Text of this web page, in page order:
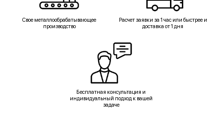
Свое металлообрабатывающее
производство
Расчет заявки за 1 час или быстрее и
доставка от 1 дня
Бесплатная консультация и
индивидуальный подход к вашей
задаче